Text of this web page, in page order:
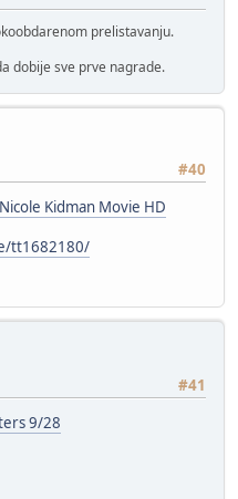
prelistavanju.
dobije sve prve nagrade.
#40
Kidman Movie HD
tt1682180/
#41
9/28